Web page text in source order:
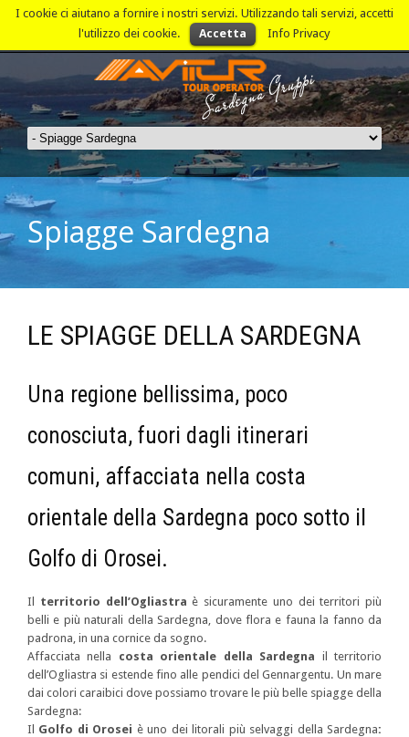
Spiagge Sardegna
LE SPIAGGE DELLA SARDEGNA
Una regione bellissima, poco
conosciuta, fuori dagli itinerari
comuni, affacciata nella costa
orientale della Sardegna poco sotto il
Golfo di Orosei.
Il territorio dell’Ogliastra è sicuramente uno dei territori più
belli e più naturali della Sardegna, dove flora e fauna la fanno da
padrona, in una cornice da sogno.
Affacciata nella costa orientale della Sardegna il territorio
dell’Ogliastra si estende fino alle pendici del Gennargentu. Un mare
dai colori caraibici dove possiamo trovare le più belle spiagge della
Sardegna:
Il Golfo di Orosei è uno dei litorali più selvaggi della Sardegna:
I cookie ci aiutano a fornire i nostri servizi. Utilizzando tali servizi, accetti
l'utilizzo dei cookie.
Accetta Info Privacy